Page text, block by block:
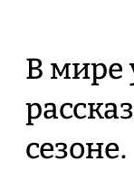
В мире
сезоне.